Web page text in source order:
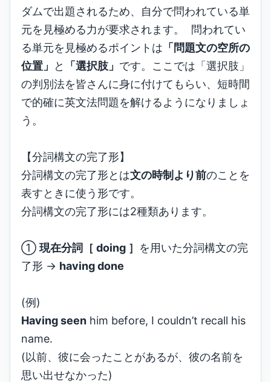
ダムで出題されるため、自分で問われている単
元を見極める力が要求されます。 問われてい
る単元を見極めるポイントは 「問題文の空所の
位置」
と 「選択肢」 です。ここでは「選択肢」
の判別法を皆さんに身に付けてもらい、短時間
で的確に英文法問題を解けるようになりましょ
う。
【分詞構文の完了形】
分詞構文の完了形とは文の時制より前のことを
表すときに使う形です。
分詞構文の完了形には2種類あります。
① 現在分詞［ doing ］ を用いた分詞構文の完
了形 → having done
(例)
Having seen him before, I couldn’t recall his
name.
(以前、彼に会ったことがあるが、彼の名前を
思い出せなかった)